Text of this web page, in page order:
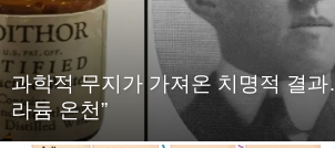
과학적 무지가 가져온 치명적 결
라듐 온천”